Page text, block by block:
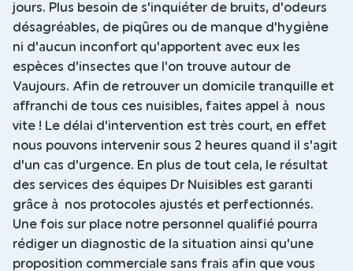
jours. Plus besoin de s'inquiéter de bruits, d'odeurs
désagréables, de piqûres ou de manque d'hygiène
ni d'aucun inconfort qu'apportent avec eux les
espèces d'insectes que l'on trouve autour de
Vaujours. Afin de retrouver un domicile tranquille et
affranchi de tous ces nuisibles, faites appel à nous
vite ! Le délai d'intervention est très court, en effet
nous pouvons intervenir sous 2 heures quand il s'agit
d'un cas d'urgence. En plus de tout cela, le résultat
des services des équipes Dr Nuisibles est garanti
grâce à nos protocoles ajustés et perfectionnés.
Une fois sur place notre personnel qualifié pourra
rédiger un diagnostic de la situation ainsi qu'une
proposition commerciale sans frais afin que vous